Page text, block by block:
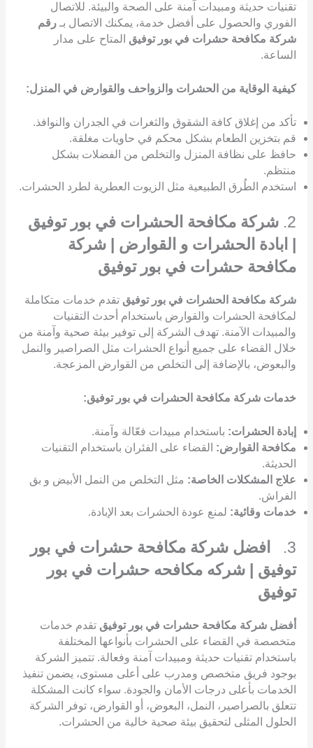
تقنيات حديثة ومبيدات آمنة على الصحة والبيئة. للاتصال
الفوري والحصول على أفضل خدمة، يمكنك الاتصال بـ رقم
شركة مكافحة حشرات في بور توفيق المتاح على مدار
الساعة.
كيفية الوقاية من الحشرات والزواحف والقوارض في المنزل:
تأكد من إغلاق كافة الشقوق والثغرات في الجدران والنوافذ.
قم بتخزين الطعام بشكل محكم في حاويات مغلقة.
حافظ على نظافة المنزل والتخلص من الفضلات بشكل
منتظم.
استخدم الطُرق الطبيعية مثل الزيوت العطرية لطرد الحشرات.
2. شركة مكافحة الحشرات في بور توفيق
| ابادة الحشرات و القوارض | شركة
مكافحة حشرات في بور توفيق
شركة مكافحة الحشرات في بور توفيق تقدم خدمات متكاملة
لمكافحة الحشرات والقوارض باستخدام أحدث التقنيات
والمبيدات الآمنة. تهدف الشركة إلى توفير بيئة صحية وآمنة من
خلال القضاء على جميع أنواع الحشرات مثل الصراصير والنمل
والبعوض، بالإضافة إلى التخلص من القوارض المزعجة.
خدمات شركة مكافحة الحشرات في بور توفيق:
إبادة الحشرات: باستخدام مبيدات فعّالة وآمنة.
مكافحة القوارض: القضاء على الفئران باستخدام التقنيات
الحديثة.
علاج المشكلات الخاصة: مثل التخلص من النمل الأبيض و بق
الفراش.
خدمات وقائية: لمنع عودة الحشرات بعد الإبادة.
3.
افضل شركة مكافحة حشرات في بور
توفيق | شركه مكافحه حشرات في بور
توفيق
أفضل شركة مكافحة حشرات في بور توفيق تقدم خدمات
متخصصة في القضاء على الحشرات بأنواعها المختلفة
باستخدام تقنيات حديثة ومبيدات آمنة وفعالة. تتميز الشركة
بوجود فريق متخصص ومدرب على أعلى مستوى، يضمن تنفيذ
الخدمات بأعلى درجات الأمان والجودة. سواء كانت المشكلة
تتعلق بالصراصير، النمل، البعوض، أو القوارض، توفر الشركة
الحلول المثلى لتحقيق بيئة صحية خالية من الحشرات.